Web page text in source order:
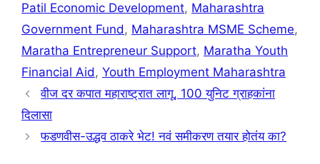
Patil Economic Development, Maharashtra
Government Fund, Maharashtra MSME Scheme,
Maratha Entrepreneur Support, Maratha Youth
Financial Aid, Youth Employment Maharashtra
वीज दर कपात महाराष्ट्रात लागू, 100 युनिट ग्राहकांना
दिलासा
फडणवीस-उद्धव ठाकरे भेट! नवं समीकरण तयार होतंय का?